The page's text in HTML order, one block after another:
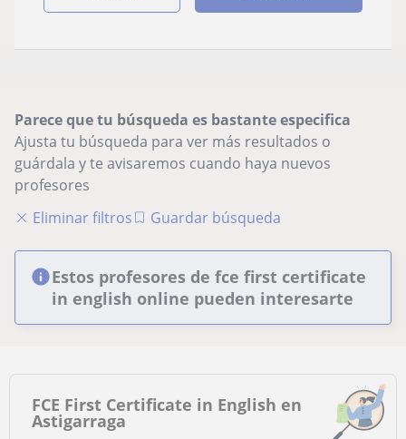
Parece que tu búsqueda es bastante especifica
Ajusta tu búsqueda para ver más resultados o
guárdala y te avisaremos cuando haya nuevos
profesores
Eliminar filtros
Guardar búsqueda
Estos profesores de fce first certificate
in english online pueden interesarte
FCE First Certificate in English en
Astigarraga